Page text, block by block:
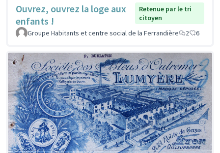
Ouvrez, ouvrez la loge aux
enfants !
Retenue par le tri
citoyen
Groupe Habitants et centre social de la Ferrandière
2 6